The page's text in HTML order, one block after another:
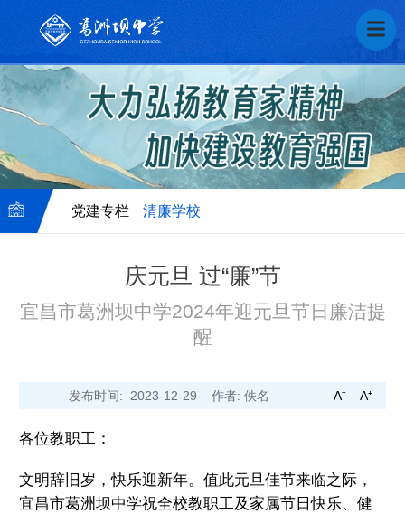
设
党建专栏 清廉学校
庆元旦 过“廉”节
宜昌市葛洲坝中学2024年迎元旦节日廉洁提
醒
发布时间: 2023-12-29 作者: 佚名 A⁺
A⁻
各位教职工：
文明辞旧岁，快乐迎新年。值此元旦佳节来临之际，
宜昌市葛洲坝中学祝全校教职工及家属节日快乐、健